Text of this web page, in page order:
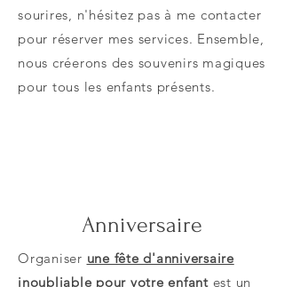
sourires, n'hésitez pas à me contacter
pour réserver mes services. Ensemble,
nous créerons des souvenirs magiques
pour tous les enfants présents.
Anniversaire
Organiser une fête d'anniversaire
inoubliable pour votre enfantest un